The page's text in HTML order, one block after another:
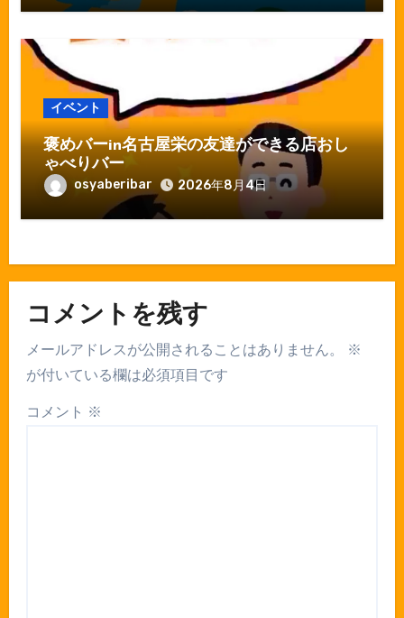
イベント
褒めバーin名古屋栄の友達ができる店おし
ゃべりバー
osyaberibar 2026年8月4日
コメントを残す
メールアドレスが公開されることはありません。
※
が付いている欄は必須項目です
コメント ※